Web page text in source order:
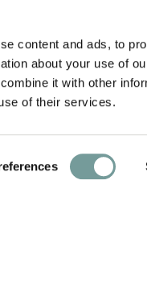
content and ads, to
about your use of
it with other
of their services.